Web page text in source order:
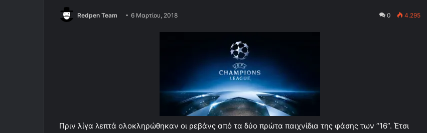
Redpen Team 6 Μαρτίου, 2018 0 4.295
Πριν λίγα λεπτά ολοκληρώθηκαν οι ρεβάνς από τα δύο πρώτα παιχνίδια της φάσης των “16”. Έτσι